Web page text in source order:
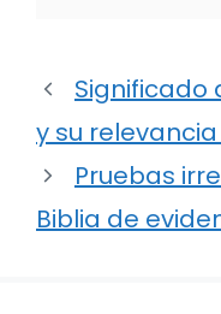
Significado
y su
Pruebas
Biblia de